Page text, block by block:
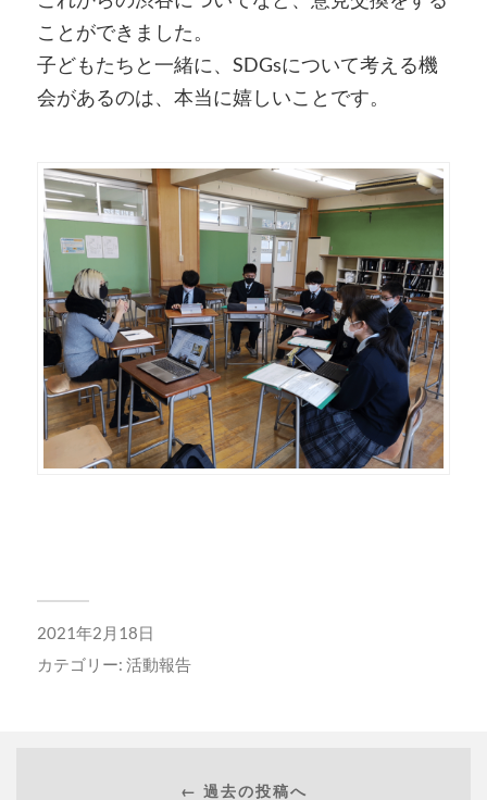
ことができました。
子どもたちと一緒に、SDGsについて考える機
会があるのは、本当に嬉しいことです。
2021年2月18日
カテゴリー: 活動報告
← 過去の投稿へ